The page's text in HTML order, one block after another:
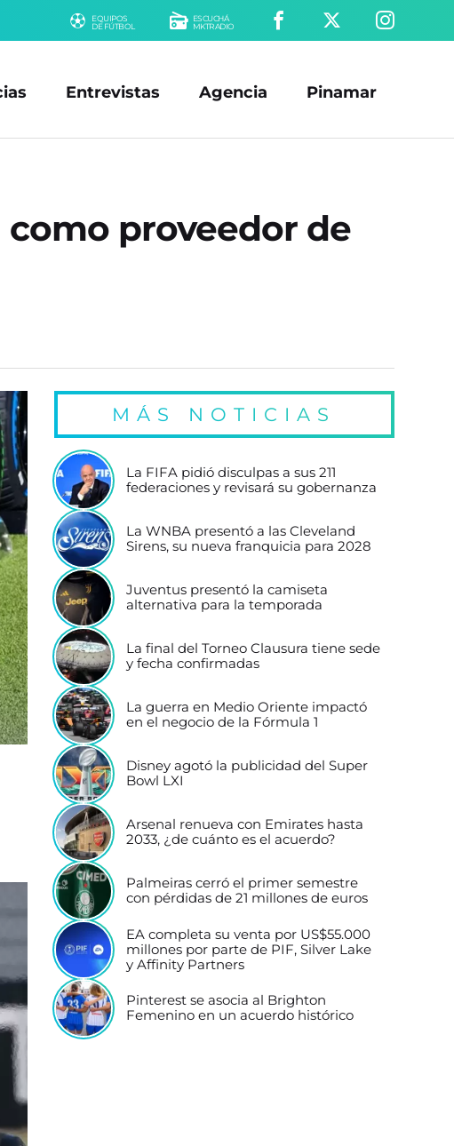
EQUIPOS
DE FÚTBOL
ESCUCHÁ
MKTRADIO
Entrevistas Agencia Pinamar
como proveedor de
MÁS NOTICIAS
La FIFA pidió disculpas a sus 211
federaciones y revisará su gobernanza
La WNBA presentó a las Cleveland
Sirens, su nueva franquicia para 2028
Juventus presentó la camiseta
alternativa para la temporada
La final del Torneo Clausura tiene sede
y fecha confirmadas
La guerra en Medio Oriente impactó
en el negocio de la Fórmula 1
Disney agotó la publicidad del Super
Bowl LXI
Arsenal renueva con Emirates hasta
2033, ¿de cuánto es el acuerdo?
Palmeiras cerró el primer semestre
con pérdidas de 21 millones de euros
EA completa su venta por US$55.000
millones por parte de PIF, Silver Lake
y Affinity Partners
Pinterest se asocia al Brighton
Femenino en un acuerdo histórico